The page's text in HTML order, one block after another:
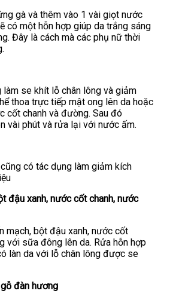
gà và thêm vào 1 vài giọt nước
có một hỗn hợp giúp da trắng sáng
Đây là cách mà các phụ nữ thời
se khít lỗ chân lông và giảm
thoa trực tiếp mật ong lên da hoặc
cốt chanh và đường. Sau đó
vài phút và rửa lại với nước ấm.
có tác dụng làm giảm kích
đậu xanh, nước cốt chanh, nước
mạch, bột đậu xanh, nước cốt
với sữa đông lên da. Rửa hỗn hợp
làn da với lỗ chân lông được se
đàn hương